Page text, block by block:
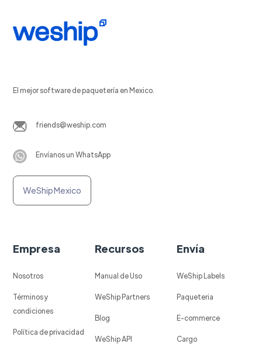
El mejor software de paquetería en Mexico.
friends@weship.com
Envíanos un WhatsApp
WeShip Mexico
Empresa
Nosotros
Términos y
condiciones
Política de privacidad
Recursos
Manual de Uso
WeShip Partners
Blog
WeShip API
Envía
WeShip Labels
Paqueteria
E-commerce
Cargo